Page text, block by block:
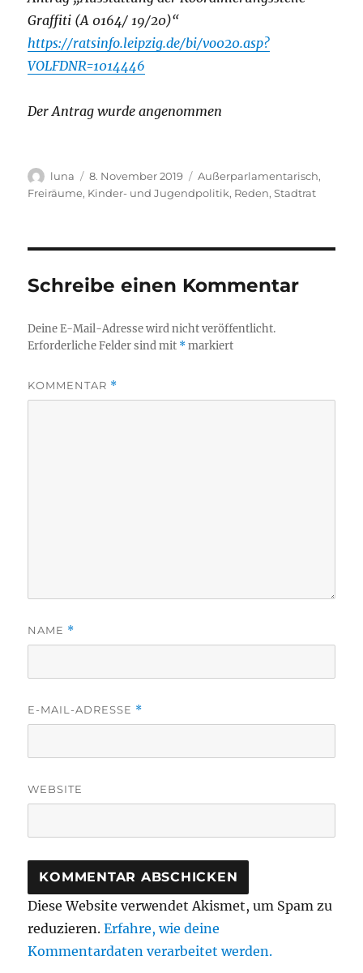
Graffiti (A 0164/ 19/20)“
https://ratsinfo.leipzig.de/bi/vo020.asp?
VOLFDNR=1014446
Der Antrag wurde angenommen
Autor
luna
Veröffentlicht
am
8. November 2019 Kategorien
Außerparlamentarisch,
Freiräume, Kinder- und Jugendpolitik, Reden,Stadtrat
Schreibe einen Kommentar
Deine E-Mail-Adresse wird nicht veröffentlicht.
Erforderliche Felder sind mit *markiert
KOMMENTAR *
NAME *
E-MAIL-ADRESSE *
WEBSITE
Diese Website verwendet Akismet, um Spam zu
reduzieren.Erfahre, wie deine
Kommentardaten verarbeitet werden.